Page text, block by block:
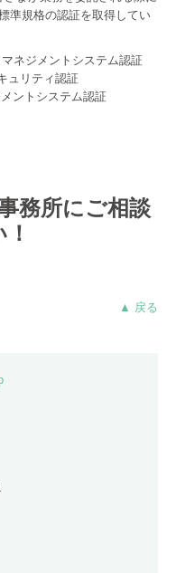
準規格の認証を取得してい
ネジメントシステム認証
ュリティ認証
ントシステム認証
務所にご相談
▲ 戻る